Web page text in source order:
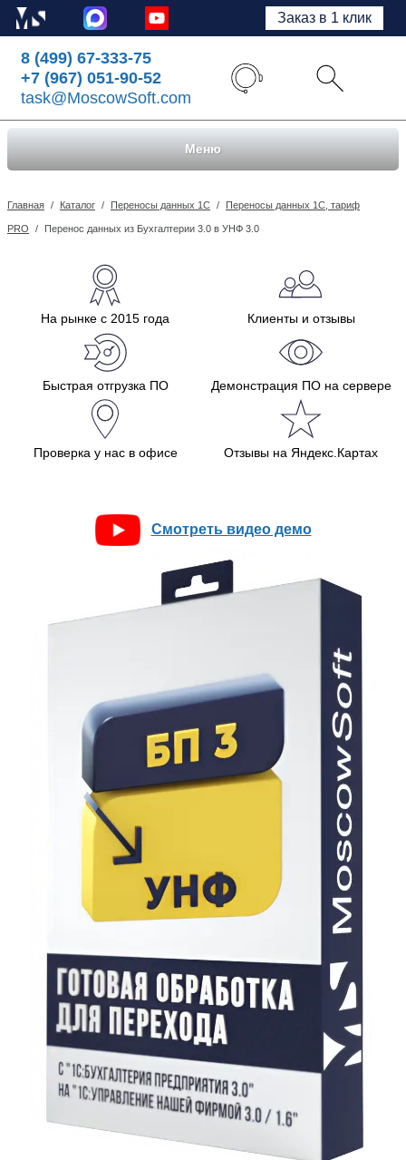
Заказ в 1 клик
8 (499) 67-333-75
+7 (967) 051-90-52
task@MoscowSoft.com
Меню
Главная / Каталог / Переносы данных 1С / Переносы данных 1С, тариф
PRO / Перенос данных из Бухгалтерии 3.0 в УНФ 3.0
На рынке с 2015 года Клиенты и отзывы
Быстрая отгрузка ПО Демонстрация ПО на сервере
Проверка у нас в офисе Отзывы на Яндекс.Картах
Смотреть видео демо